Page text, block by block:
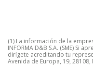
(1) La información de la
INFORMA D&B S.A. (SME) Si
dirígete acreditando tu
Avenida de Europa, 19, 28108,